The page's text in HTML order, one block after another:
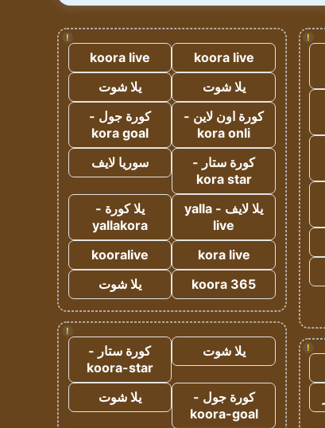
!
!
!
koora live
koora live
يلا شوت
يلا شوت
كورة اون لاين -
kora onli
كورة جول -
kora goal
كورة ستار -
kora star
سوريا لايف
يلا لايف - yalla
live
يلا كورة -
yallakora
kora live
kooralive
koora 365
يلا شوت
!
يلا شوت
كورة ستار -
koora-star
كورة جول -
koora-goal
يلا شوت